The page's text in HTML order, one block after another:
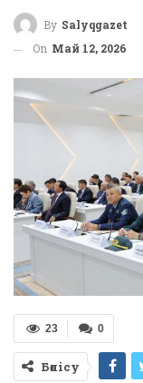
By Salyqgazet
On Май 12, 2026
0
23
Бөлісу